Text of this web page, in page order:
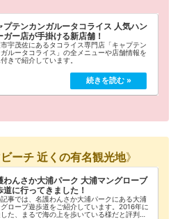
プテンカンガルータコライス 人気ハン
ガー店が手掛ける新店舗！
宇茂佐にあるタコライス専門店「キャプテン
ルータコライス」の全メニューや店舗情報を
きで紹介しています。
ーチ 近くの有名観光地》
わんさか大浦パーク 大浦マングローブ
道に行ってきました！
記事では、名護わんさか大浦パークにある大浦
ローブ遊歩道をご紹介しています。2016年に
た、まるで海の上を歩いている様だと評判の